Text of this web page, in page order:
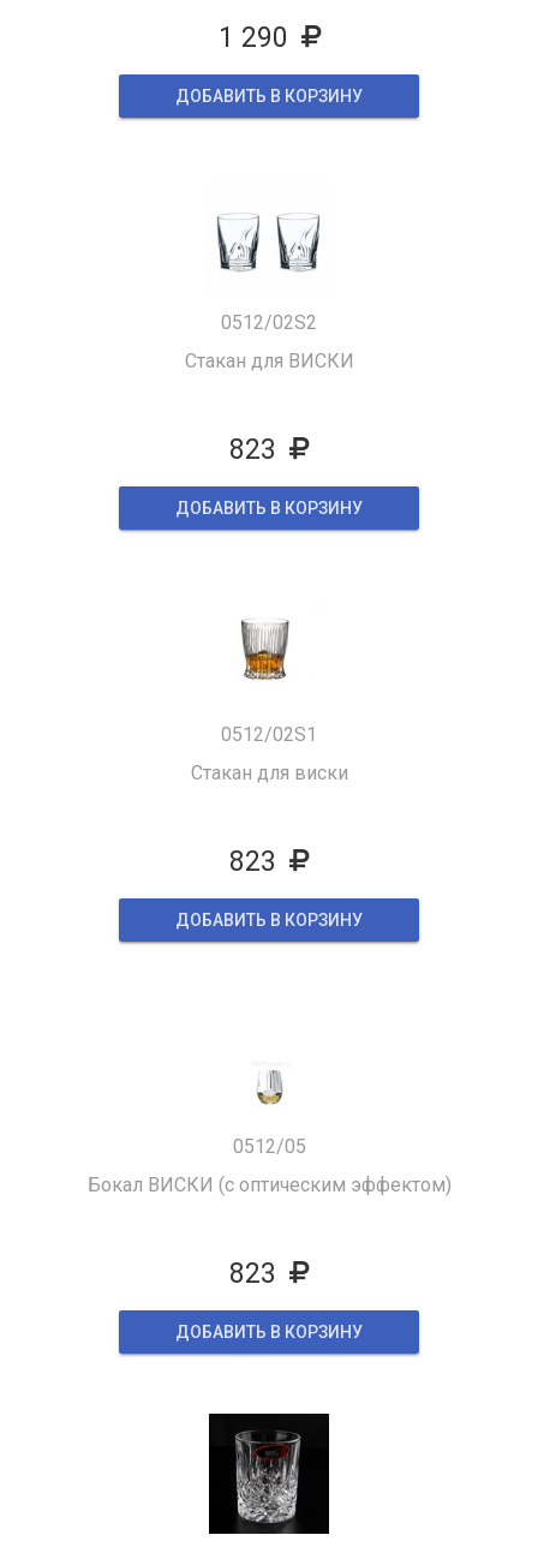
1 290
ДОБАВИТЬ В КОРЗИНУ
0512/02S2
Стакан для ВИСКИ
823
ДОБАВИТЬ В КОРЗИНУ
0512/02S1
Стакан для виски
823
ДОБАВИТЬ В КОРЗИНУ
0512/05
Бокал ВИСКИ (с оптическим эффектом)
823
ДОБАВИТЬ В КОРЗИНУ